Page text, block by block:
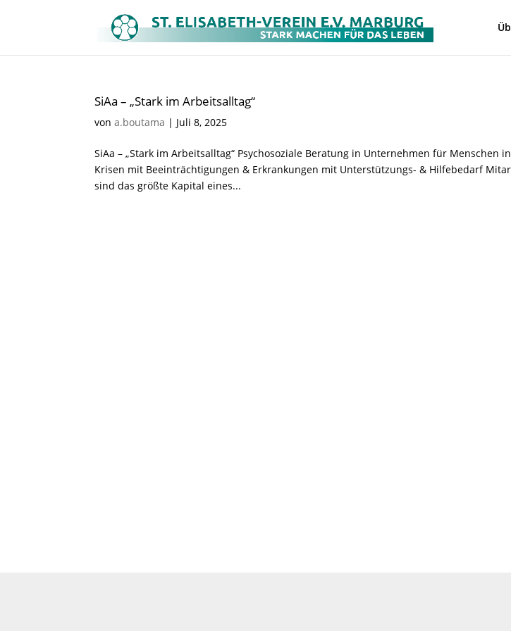
SiAa – „Stark im Arbeitsalltag“
vona.boutama | Juli 8, 2025
SiAa – „Stark im Arbeitsalltag“ Psychosoziale Beratung in Unternehmen für Menschen
Krisen mit Beeinträchtigungen & Erkrankungen mit Unterstützungs- & Hilfebedarf
sind das größte Kapital eines...